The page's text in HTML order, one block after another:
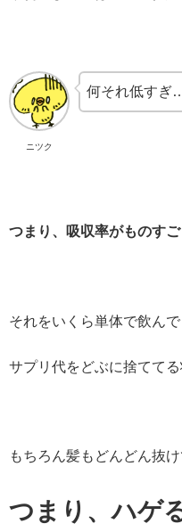
ニツク
何それ低すぎ
つまり、吸収率がものすご
それをいくら単体で飲ん
サプリ代をどぶに捨ててる
もちろん髪もどんどん抜け
つまり、ハゲる